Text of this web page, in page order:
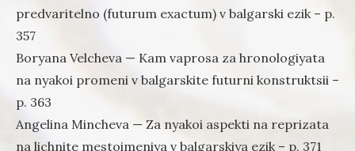
predvaritelno (futurum exactum) v balgarski ezik – p.
357
Boryana Velcheva — Kam vaprosa za hronologiyata
na nyakoi promeni v balgarskite futurni konstruktsii –
p. 363
Angelina Mincheva — Za nyakoi aspekti na reprizata
na lichnite mestoimeniya v balgarskiya ezik – p. 371